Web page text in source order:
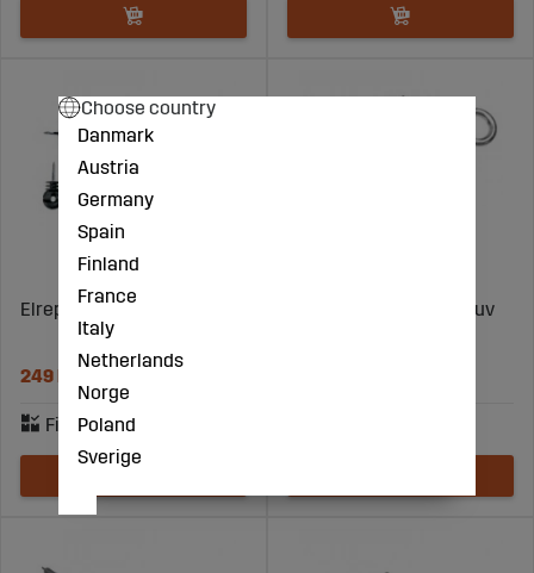
Elrepsgrind Pro+ 3,5 m
249 kr
Grindankare + fast skruv
Choose country
Danmark
Austria
Germany
Spain
Finland
France
Italy
Netherlands
Norge
Poland
Sverige